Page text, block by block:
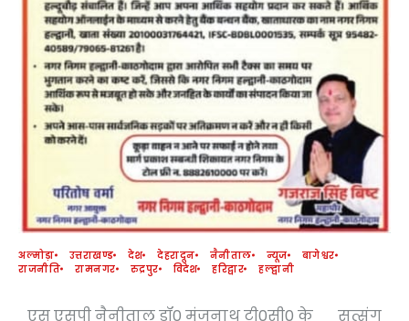
अल्मोड़ा उत्तराखण्ड देश देहरादून नैनीताल न्यूज
बागेश्वर
राजनीति
रामनगर रुद्रपुर विदेश हरिद्वार हल्द्वानी
एस एसपी नैनीताल डॉ0 मंजुनाथ टी0सी0 के
सत्संग